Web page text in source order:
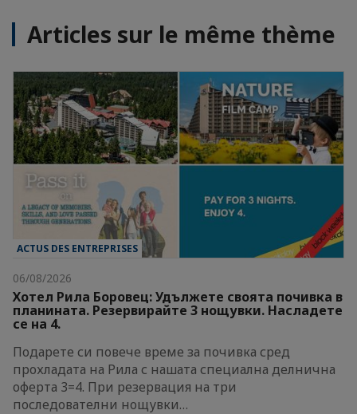
Articles sur le même thème
ACTUS DES ENTREPRISES
06/08/2026
Хотел Рила Боровец: Удължете своята почивка в
планината. Резервирайте 3 нощувки. Насладете
се на 4.
Подарете си повече време за почивка сред
прохладата на Рила с нашата специална делнична
оферта 3=4. При резервация на три
последователни нощувки…